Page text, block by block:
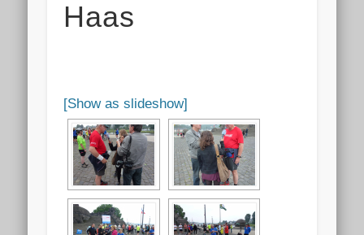
Haas
[Show as slideshow]